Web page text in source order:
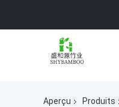
Aperçu Produits